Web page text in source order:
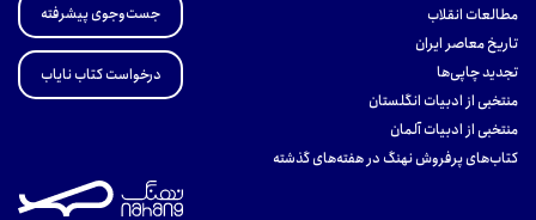
مطالعات انقلاب
تاریخ معاصر ایران
تجدید چاپی‌ها
منتخبی از ادبیات انگلستان
منتخبی از ادبیات آلمان
کتاب‌های پرفروش نهنگ در هفته‌های گذشته
جست‌وجوی پیشرفته
درخواست کتاب نایاب